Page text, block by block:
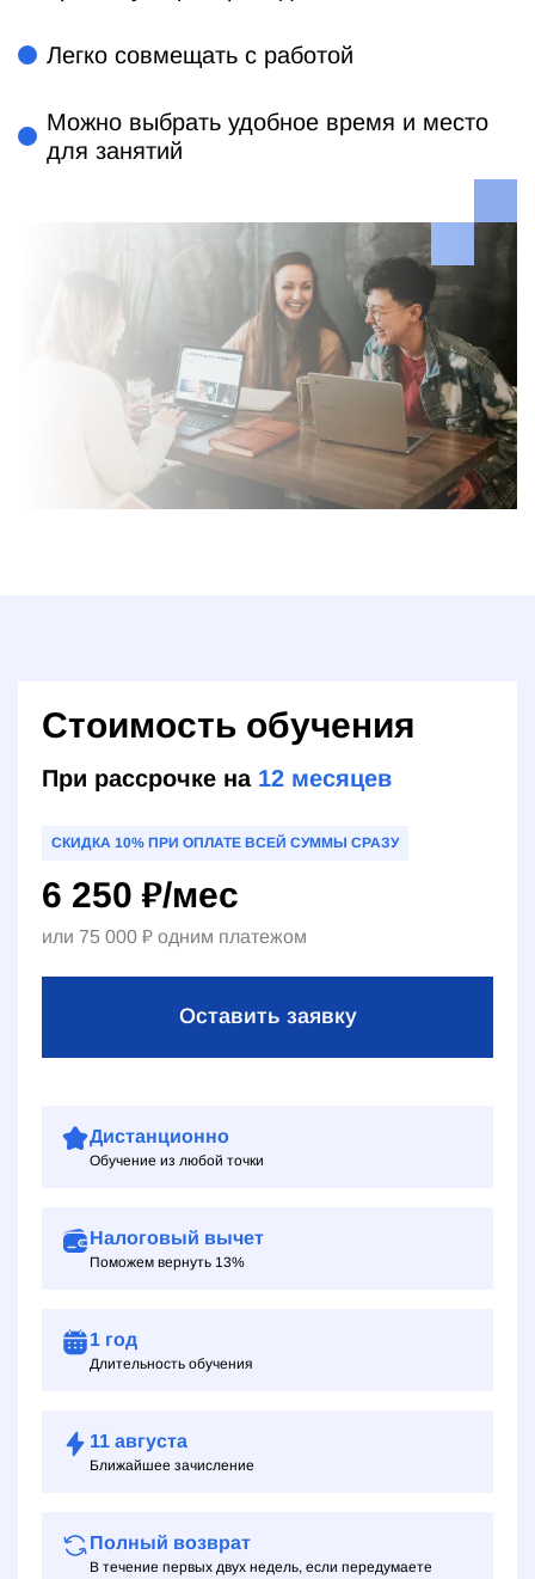
Легко совмещать с работой
Можно выбрать удобное время и место
для занятий
Стоимость обучения
При рассрочке на 12 месяцев
СКИДКА 10% ПРИ ОПЛАТЕ ВСЕЙ СУММЫ СРАЗУ
6 250 ₽/мес
или 75 000 ₽ одним платежом
Оставить заявку
Дистанционно
Обучение из любой точки
Налоговый вычет
Поможем вернуть 13%
1 год
Длительность обучения
11 августа
Ближайшее зачисление
Полный возврат
В течение первых двух недель, если передумаете